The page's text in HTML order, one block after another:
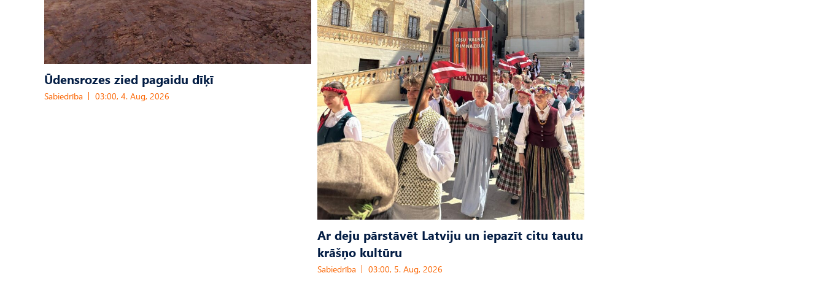
Ūdensrozes zied pagaidu dīķī
Sabiedrība 03:00, 4. Aug, 2026
Ar deju pārstāvēt Latviju un iepazīt citu tautu
krāšņo kultūru
Sabiedrība 03:00, 5. Aug, 2026